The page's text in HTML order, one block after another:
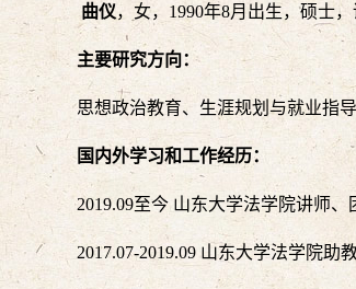
曲仪，女，1990年8月出生，硕士
主要研究方向：
思想政治教育、生涯规划与就业指
国内外学习和工作经历：
2019.09至今 山东大学法学院讲师、
2017.07-2019.09 山东大学法学院助